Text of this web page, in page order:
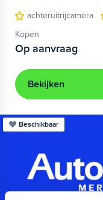
achteruitrijcamera
Kopen
Op aanvraag
Bekijken
Beschikbaar